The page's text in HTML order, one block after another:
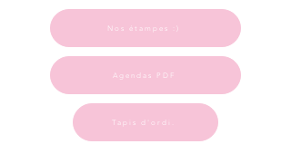
Nos étampes :)
Agendas PDF
Tapis d'ordi.